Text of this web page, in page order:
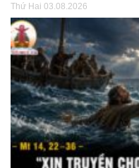
Thứ Hai 03.08.2026